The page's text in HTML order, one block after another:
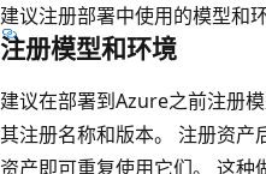
建议注册部署中使用的模型和环
注册模型和环境
建议在部署到Azure之前注册
其注册名称和版本。 注册资产
资产即可重复使用它们。 这种